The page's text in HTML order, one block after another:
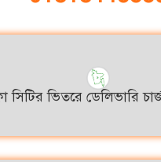
সিটির ভিতরে ডেলিভারি